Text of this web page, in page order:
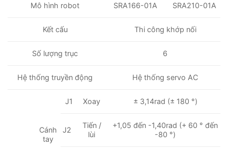
Mô hình robot SRA166-01A SRA210-01A
Kết cấu Thi công khớp nối
Số lượng trục 6
Hệ thống truyền động Hệ thống servo AC
Cánh
tay
J1 Xoay ± 3,14rad (± 180 °)
J2
Tiến /
lùi
+1,05 đến -1,40rad (+ 60 ° đến
-80 °)